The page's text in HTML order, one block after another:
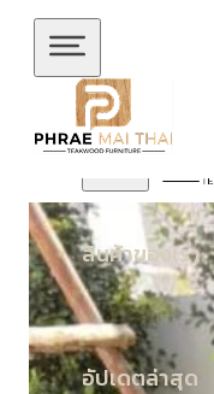
ข้ามไปยังเนื้อหาหลัก
สินค้าของเรา
อัปเดตล่าสุด